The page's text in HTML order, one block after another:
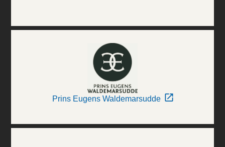
Prins Eugens Waldemarsudde